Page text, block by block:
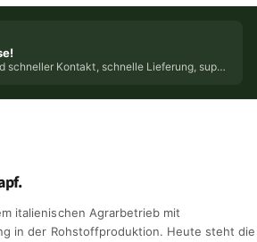
Immer netter und schneller Kontakt, schnelle Lieferung, super Futter.
italienischen Agrarbetrieb mit
in der Rohstoffproduktion. Heute steht die